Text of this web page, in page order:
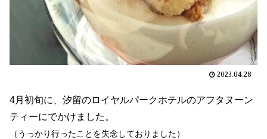
2023.04.28
4月初旬に、汐留のロイヤルパークホテルのアフタヌーン
ティーにでかけました。
（うっかり行ったことを失念しておりました）